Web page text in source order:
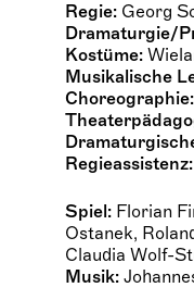
Regie: Georg
Dramaturgie/
Kostüme:
Musikalische
Choreographie:
Regieassistenz:
Spiel: Florian
Ostanek,
Claudia Wolf-
Musik: